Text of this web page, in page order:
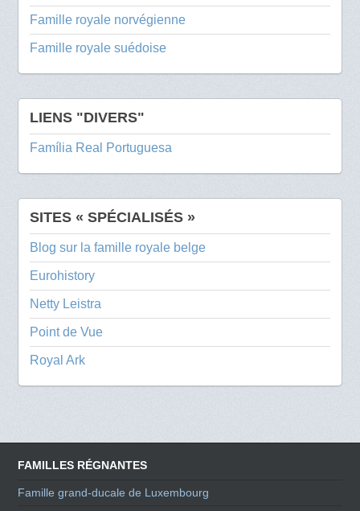
Famille royale norvégienne
Famille royale suédoise
LIENS "DIVERS"
Família Real Portuguesa
SITES « SPÉCIALISÉS »
Blog sur la famille royale belge
Eurohistory
Netty Leistra
Point de Vue
Royal Ark
FAMILLES RÉGNANTES
Famille grand-ducale de Luxembourg